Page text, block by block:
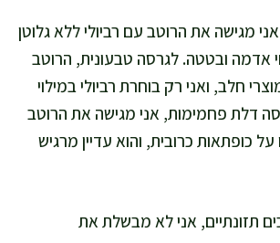
מגישה את הרוטב עם רביולי ללא גלוטן
אדמה ובטטה. לגרסה טבעונית, הרוטב
חלב, ואני רק בוחרת רביולי במילוי
דלת פחמימות, אני מגישה את הרוטב
על כופתאות כרובית, והוא עדיין מרגיש
תזונתיים, אני לא מבשלת את